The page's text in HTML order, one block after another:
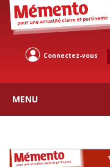
Connectez-vous
MENU